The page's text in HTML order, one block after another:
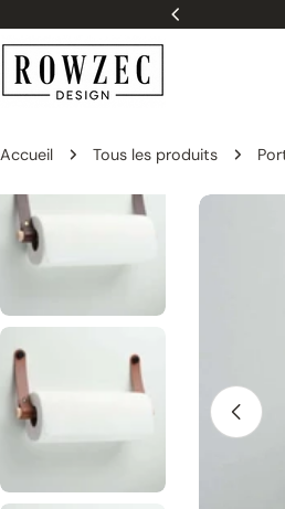
au
contenu
Accueil Tous les produits
Passer
Ouvrir le